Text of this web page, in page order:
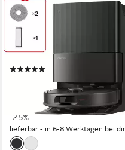
ROBOROCK
Saugroboter Qrevo S ProX
Größe Staubbehälter
180 m²
Präzisions-LiDAR-Navigation Navigation
UVP589,00 €
nur diesen Monat
mtl. in 36 Raten
-25%
lieferbar - in 6-8 Werktagen bei dir